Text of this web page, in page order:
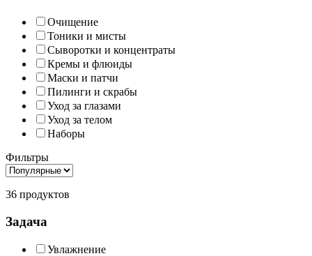
Очищение
Тоники и мисты
Сыворотки и концентраты
Кремы и флюиды
Маски и патчи
Пилинги и скрабы
Уход за глазами
Уход за телом
Наборы
Фильтры
36 продуктов
Задача
Увлажнение